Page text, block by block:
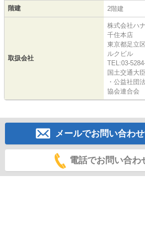
階建 2階建
取扱会社
株式会社ハ
千住本店
東京都足立
ルクビル
TEL:03-
国土交通大
・公益社団
協会連合会
メールでお問い合わ
電話でお問い合わ